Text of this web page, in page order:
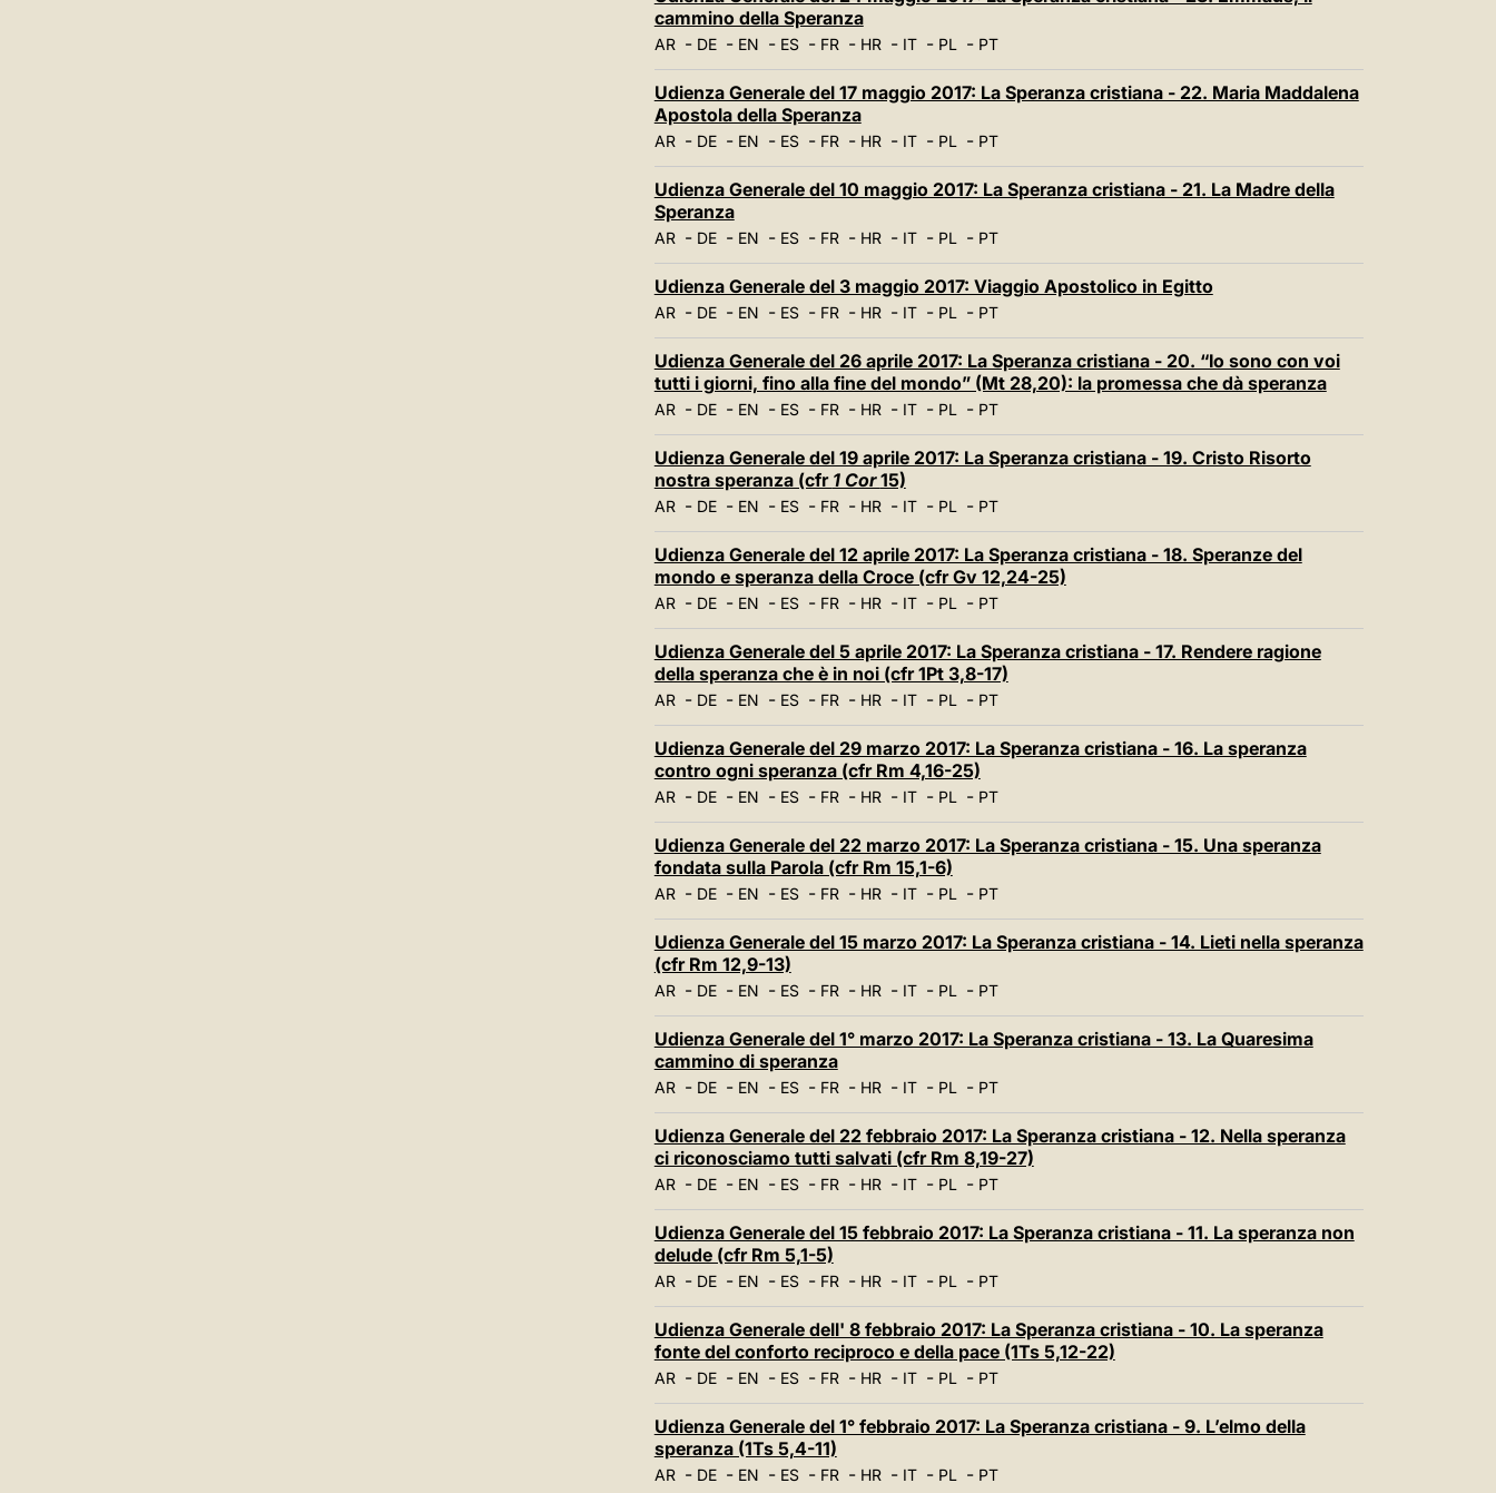
cammino della Speranza
AR- DE- EN - ES- FR- HR- IT- PL- PT
Udienza Generale del 17 maggio 2017: La Speranza cristiana - 22. Maria Maddalena
Apostola della Speranza
AR- DE- EN - ES- FR- HR- IT- PL- PT
Udienza Generale del 10 maggio 2017: La Speranza cristiana - 21. La Madre della
Speranza
AR- DE- EN - ES- FR- HR- IT- PL- PT
Udienza Generale del 3 maggio 2017: Viaggio Apostolico in Egitto
AR- DE- EN - ES- FR- HR- IT- PL- PT
Udienza Generale del 26 aprile 2017: La Speranza cristiana - 20. “Io sono con voi
tutti i giorni, fino alla fine del mondo” (Mt 28,20): la promessa che dà speranza
AR- DE- EN - ES- FR- HR- IT- PL- PT
Udienza Generale del 19 aprile 2017: La Speranza cristiana - 19. Cristo Risorto
nostra speranza (cfr 1 Cor15)
AR- DE- EN - ES- FR- HR- IT- PL- PT
Udienza Generale del 12 aprile 2017: La Speranza cristiana - 18. Speranze del
mondo e speranza della Croce (cfr Gv 12,24-25)
AR- DE- EN - ES- FR- HR- IT- PL- PT
Udienza Generale del 5 aprile 2017: La Speranza cristiana - 17. Rendere ragione
della speranza che è in noi (cfr 1Pt 3,8-17)
AR- DE- EN - ES- FR- HR- IT- PL- PT
Udienza Generale del 29 marzo 2017: La Speranza cristiana - 16. La speranza
contro ogni speranza (cfr Rm 4,16-25)
AR- DE- EN - ES- FR- HR- IT- PL- PT
Udienza Generale del 22 marzo 2017: La Speranza cristiana - 15. Una speranza
fondata sulla Parola (cfr Rm 15,1-6)
AR- DE- EN - ES- FR- HR- IT- PL- PT
Udienza Generale del 15 marzo 2017: La Speranza cristiana - 14. Lieti nella speranza
(cfr Rm 12,9-13)
AR- DE- EN - ES- FR- HR- IT- PL- PT
Udienza Generale del 1° marzo 2017: La Speranza cristiana - 13. La Quaresima
cammino di speranza
AR- DE- EN - ES- FR- HR- IT- PL- PT
Udienza Generale del 22 febbraio 2017: La Speranza cristiana - 12. Nella speranza
ci riconosciamo tutti salvati (cfr Rm 8,19-27)
AR- DE- EN - ES- FR- HR- IT- PL- PT
Udienza Generale del 15 febbraio 2017: La Speranza cristiana - 11. La speranza non
delude (cfr Rm 5,1-5)
AR- DE- EN - ES- FR- HR- IT- PL- PT
Udienza Generale dell' 8 febbraio 2017: La Speranza cristiana - 10. La speranza
fonte del conforto reciproco e della pace (1Ts 5,12-22)
AR- DE- EN - ES- FR- HR- IT- PL- PT
Udienza Generale del 1° febbraio 2017: La Speranza cristiana - 9. L’elmo della
speranza (1Ts 5,4-11)
AR- DE- EN - ES- FR- HR- IT- PL- PT